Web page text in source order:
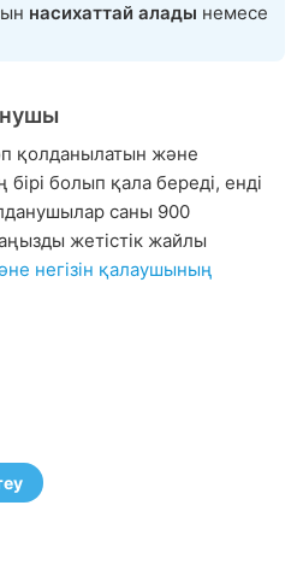
насихаттай алады немесе
қолданылатын және
болып қала береді, енді
саны 900
жетістік жайлы
негізін қалаушының